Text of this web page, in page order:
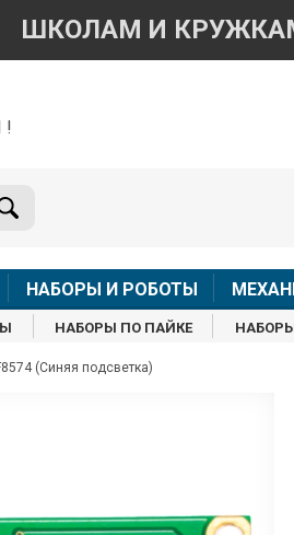
ШКОЛАМ И
!
НАБОРЫ И РОБОТЫ
НАБОРЫ ПО ПАЙКЕ
(Синяя подсветка)
приобретения товара
+7 968 454 17 38
и аудио сообщения не обслуживаются
Менеджер
shop@iarduino.ru 8